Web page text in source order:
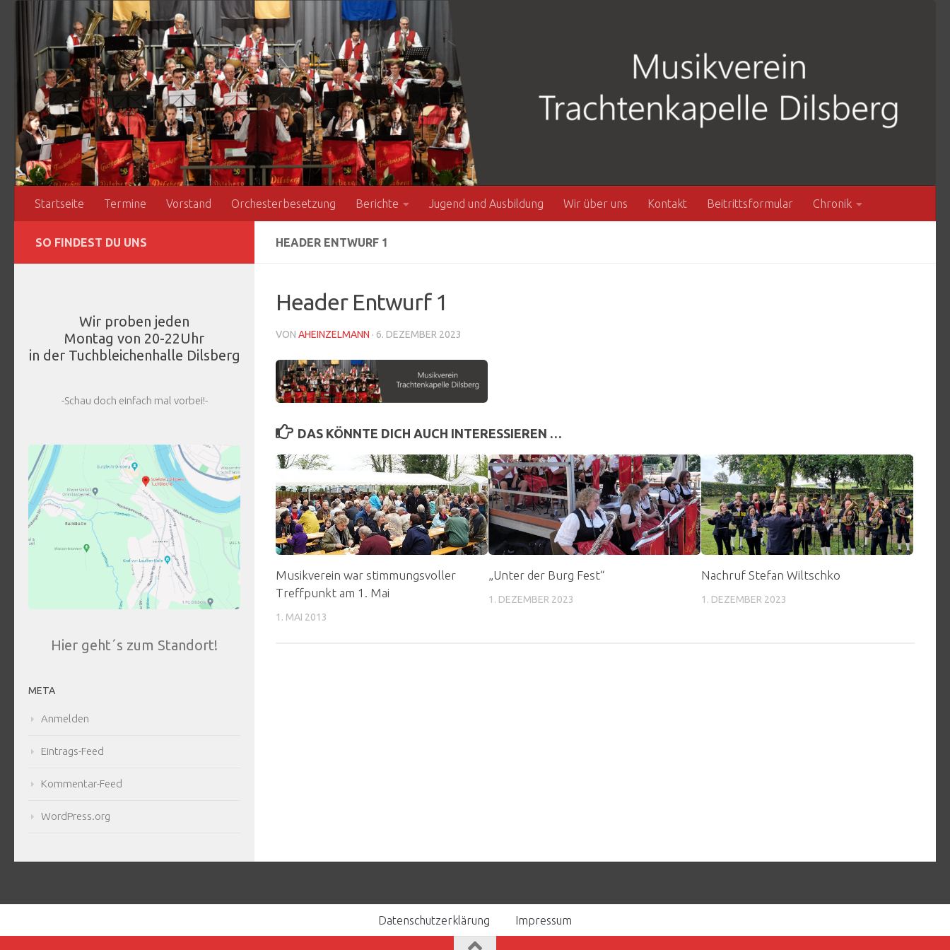
Zum Inhalt springen
Startseite Termine Vorstand Orchesterbesetzung Berichte Jugend und Ausbildung Wir über uns Kontakt Beitrittsformular Chronik
HEADER ENTWURF 1
Header Entwurf 1
VON AHEINZELMANN · 6. DEZEMBER 2023
DAS KÖNNTE DICH AUCH INTERESSIEREN …
Musikverein war stimmungsvoller
Treffpunkt am 1. Mai
1. MAI 2013
„Unter der Burg Fest“
1. DEZEMBER 2023
Nachruf Stefan Wiltschko
1. DEZEMBER 2023
SO FINDEST DU UNS
Wir proben jeden
Montag von 20-22Uhr
in der Tuchbleichenhalle Dilsberg
-Schau doch einfach mal vorbei!-
Hier geht´s zum Standort!
META
Anmelden
Eintrags-Feed
Kommentar-Feed
WordPress.org
Datenschutzerklärung Impressum